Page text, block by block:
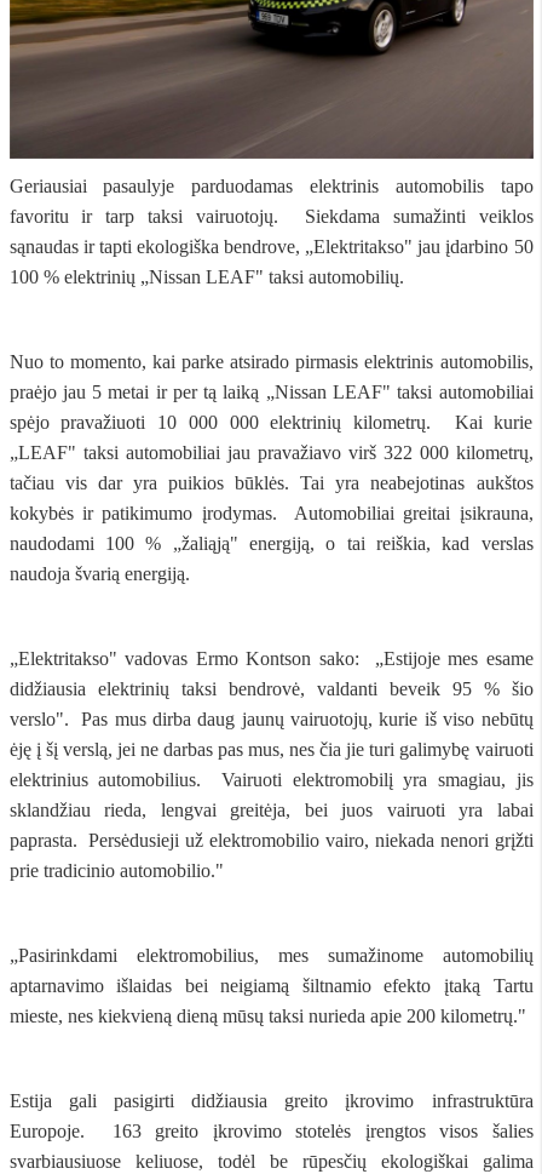
Geriausiai pasaulyje parduodamas elektrinis automobilis tapo
favoritu ir tarp taksi vairuotojų. Siekdama sumažinti veiklos
sąnaudas ir tapti ekologiška bendrove, „Elektritakso" jau įdarbino 50
100 % elektrinių „Nissan LEAF" taksi automobilių.
Nuo to momento, kai parke atsirado pirmasis elektrinis automobilis,
praėjo jau 5 metai ir per tą laiką „Nissan LEAF" taksi automobiliai
spėjo pravažiuoti 10 000 000 elektrinių kilometrų. Kai kurie
„LEAF" taksi automobiliai jau pravažiavo virš 322 000 kilometrų,
tačiau vis dar yra puikios būklės. Tai yra neabejotinas aukštos
kokybės ir patikimumo įrodymas. Automobiliai greitai įsikrauna,
naudodami 100 % „žaliąją" energiją, o tai reiškia, kad verslas
naudoja švarią energiją.
„Elektritakso" vadovas Ermo Kontson sako: „Estijoje mes esame
didžiausia elektrinių taksi bendrovė, valdanti beveik 95 % šio
verslo". Pas mus dirba daug jaunų vairuotojų, kurie iš viso nebūtų
ėję į šį verslą, jei ne darbas pas mus, nes čia jie turi galimybę vairuoti
elektrinius automobilius. Vairuoti elektromobilį yra smagiau, jis
sklandžiau rieda, lengvai greitėja, bei juos vairuoti yra labai
paprasta. Persėdusieji už elektromobilio vairo, niekada nenori grįžti
prie tradicinio automobilio."
„Pasirinkdami elektromobilius, mes sumažinome automobilių
aptarnavimo išlaidas bei neigiamą šiltnamio efekto įtaką Tartu
mieste, nes kiekvieną dieną mūsų taksi nurieda apie 200 kilometrų."
Estija gali pasigirti didžiausia greito įkrovimo infrastruktūra
Europoje. 163 greito įkrovimo stotelės įrengtos visos šalies
svarbiausiuose keliuose, todėl be rūpesčių ekologiškai galima